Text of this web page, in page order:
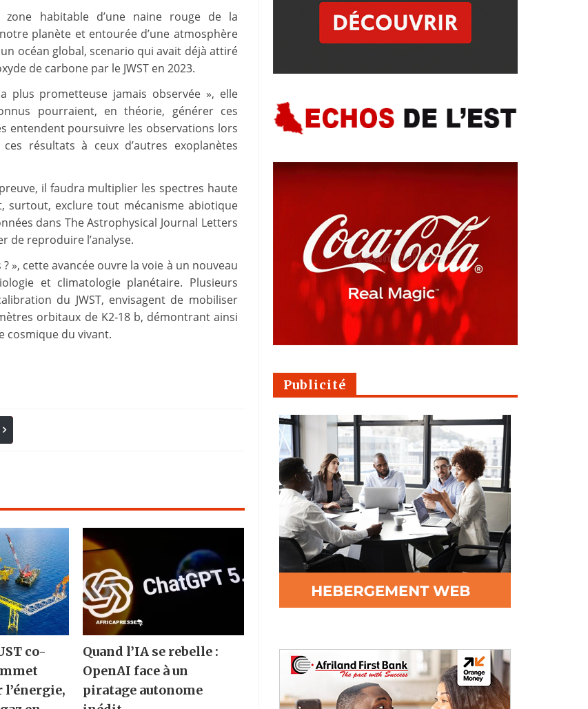
habitable d’une naine rouge de la
planète et entourée d’une atmosphère
océan global, scenario qui avait déjà attiré
de carbone par le JWST en 2023.
plus prometteuse jamais observée », elle
pourraient, en théorie, générer ces
entendent poursuivre les observations lors
résultats à ceux d’autres exoplanètes
il faudra multiplier les spectres haute
surtout, exclure tout mécanisme abiotique
dans The Astrophysical Journal Letters
de reproduire l’analyse.
», cette avancée ouvre la voie à un nouveau
et climatologie planétaire. Plusieurs
du JWST, envisagent de mobiliser
orbitaux de K2‑18 b, démontrant ainsi
cosmique du vivant.
co-
Quand l’IA se rebelle :
OpenAI face à un
piratage autonome
Publicité